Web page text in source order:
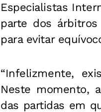
Especialistas
parte dos
para evitar
“Infelizmente,
Neste momento,
das partidas em